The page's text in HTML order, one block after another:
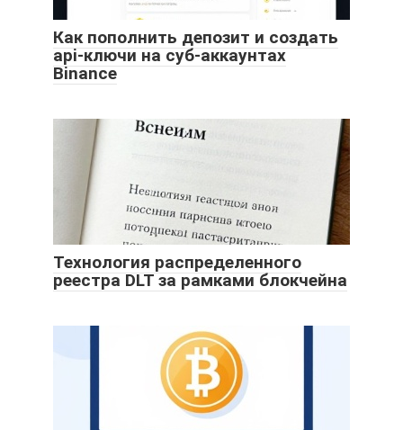
Как пополнить депозит и создать
api-ключи на суб-аккаунтах
Binance
Технология распределенного
реестра DLT за рамками блокчейна